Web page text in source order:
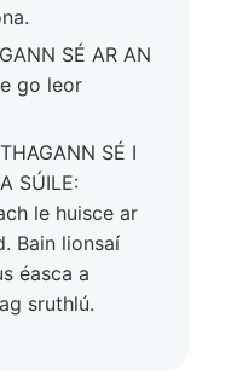
SÉ AR AN
go leor
SÉ I
SÚILE:
le huisce ar
Bain lionsaí
éasca a
sruthlú.